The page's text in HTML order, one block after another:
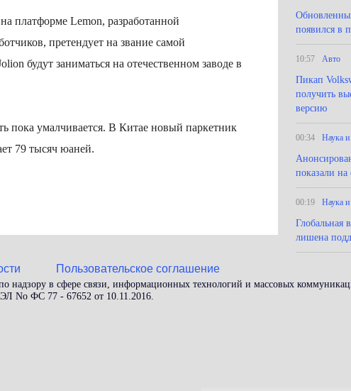
платформе Lemon, разработанной
претендует на звание самой
будут заниматься на отечественном заводе в
пока умалчивается. В Китае новый паркетник
79 тысяч юаней.
появился в
10:57 Авто
Пикап
получить
версию
00:34 Наука и
показали на
00:19 Наука и
Глобальная
лишена
Пользовательское соглашение
надзору в сфере связи, информационных технологий и массовых
ЭЛ No ФС 77 - 67652 от 10.11.2016.